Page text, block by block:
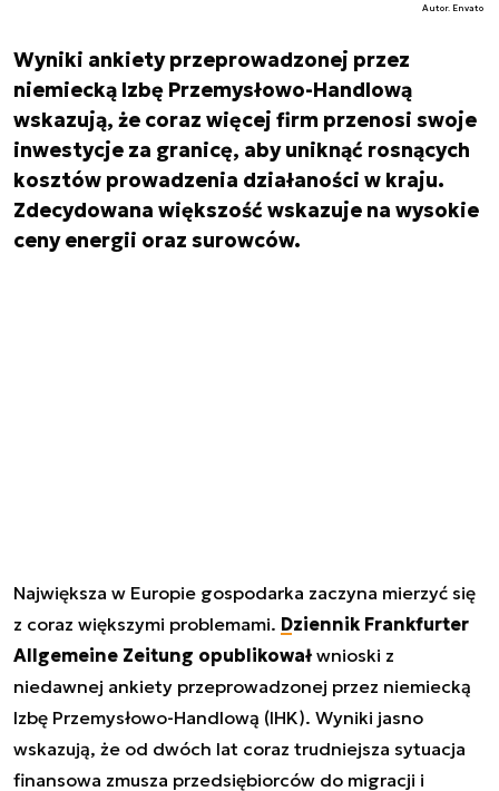
Autor. Envato
Wyniki ankiety przeprowadzonej przez
niemiecką Izbę Przemysłowo-Handlową
wskazują, że coraz więcej firm przenosi swoje
inwestycje za granicę, aby uniknąć rosnących
kosztów prowadzenia działaności w kraju.
Zdecydowana większość wskazuje na wysokie
ceny energii oraz surowców.
Największa w Europie gospodarka zaczyna mierzyć się
z coraz większymi problemami. Dziennik Frankfurter
Allgemeine Zeitung opublikowałwnioski z
niedawnej ankiety przeprowadzonej przez niemiecką
Izbę Przemysłowo-Handlową (IHK). Wyniki jasno
wskazują, że od dwóch lat coraz trudniejsza sytuacja
finansowa zmusza przedsiębiorców do migracji i